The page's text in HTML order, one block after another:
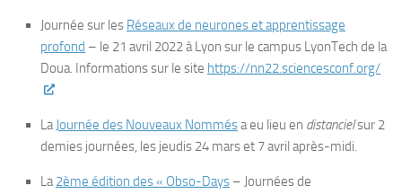
Journée sur les Réseaux de neurones et apprentissage
profond – le 21 avril 2022 à Lyon sur le campus LyonTech de la
Doua. Informations sur le site https://nn22.sciencesconf.org/
LaJournée des Nouveaux Nommésa eu lieu en distancielsur 2
demies journées, les jeudis 24 mars et 7 avril après-midi.
La2ème édition des « Obso-Days – Journées de